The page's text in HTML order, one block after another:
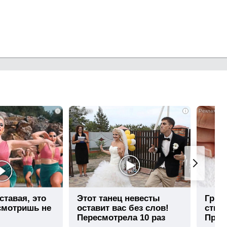
i
это
не
i
Этот танец невесты
оставит вас без слов!
Пересмотрела 10 раз